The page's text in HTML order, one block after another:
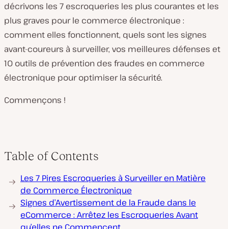
décrivons les 7 escroqueries les plus courantes et les
plus graves pour le commerce électronique :
comment elles fonctionnent, quels sont les signes
avant-coureurs à surveiller, vos meilleures défenses et
10 outils de prévention des fraudes en commerce
électronique pour optimiser la sécurité.
Commençons !
Table of Contents
Les 7 Pires Escroqueries à Surveiller en Matière
de Commerce Électronique
Signes d’Avertissement de la Fraude dans le
eCommerce : Arrêtez les Escroqueries Avant